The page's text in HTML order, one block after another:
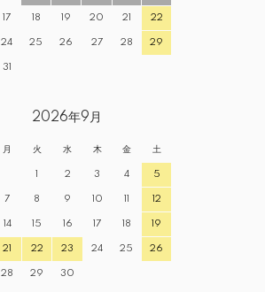
17 18 19 20 21 22
24 25 26 27 28 29
31
2026年9月
月 火 水 木 金 土
2 3 4 5
7 8 9 10 12
14 15 16 17 18 19
21 22 23 24 25 26
28 29 30